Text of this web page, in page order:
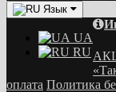
Язык
UA
RU
оплата Политика